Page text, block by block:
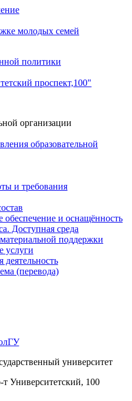
молодых семей
политики
проспект,100"
организации
образовательной
и требования
обеспечение и оснащённость
Доступная среда
поддержки
услуги
деятельность
(перевода)
университет
Университетский, 100